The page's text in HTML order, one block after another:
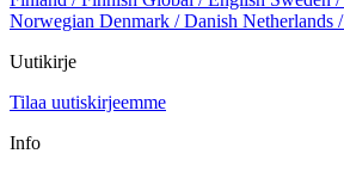
Norwegian Denmark / Danish Netherlands
Uutikirje
Tilaa uutiskirjeemme
Info